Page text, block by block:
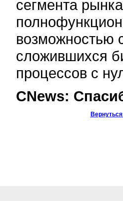
сегмента
возможностью
сложившихся
процессов с
CNews: